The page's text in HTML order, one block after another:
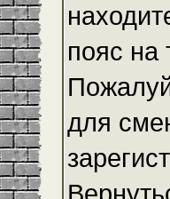
пояс на
для